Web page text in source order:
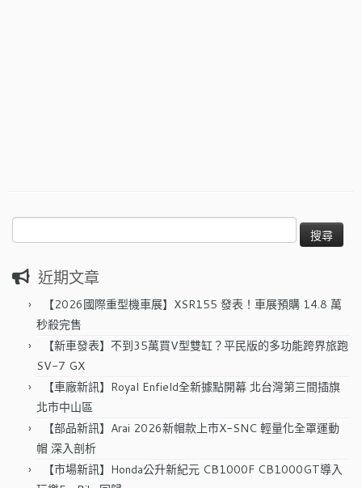
尋
鍵
近期文章
【2026國際重型機車展】XSR155 發表！車展預購 14.8 萬
秒殺完售
【新車發表】不到35萬買V型雙缸？平民版的多功能跨界旅跑
SV-7 GX
【車廠新訊】Royal Enfield全新據點開幕 北台灣第三間插旗
北市中山區
【部品新訊】Arai 2026新帽款上市X-SNC 輕量化全罩運動
帽 深入剖析
【市場新訊】Honda公升新紀元 CB1000F CB1000GT導入